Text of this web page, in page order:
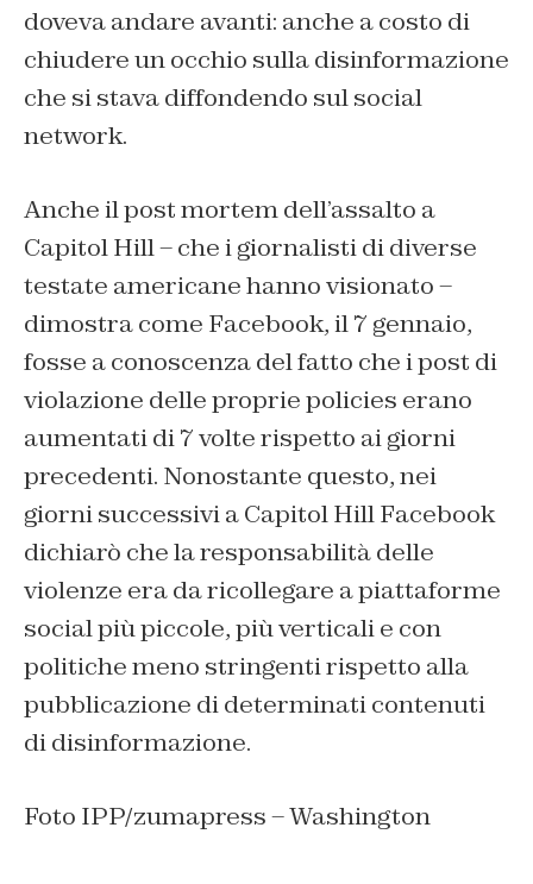
doveva andare avanti: anche a costo di
chiudere un occhio sulla disinformazione
che si stava diffondendo sul social
network.
Anche il post mortem dell’assalto a
Capitol Hill – che i giornalisti di diverse
testate americane hanno visionato –
dimostra come Facebook, il 7 gennaio,
fosse a conoscenza del fatto che i post di
violazione delle proprie policies erano
aumentati di 7 volte rispetto ai giorni
precedenti. Nonostante questo, nei
giorni successivi a Capitol Hill Facebook
dichiarò che la responsabilità delle
violenze era da ricollegare a piattaforme
social più piccole, più verticali e con
politiche meno stringenti rispetto alla
pubblicazione di determinati contenuti
di disinformazione.
Foto IPP/zumapress – Washington